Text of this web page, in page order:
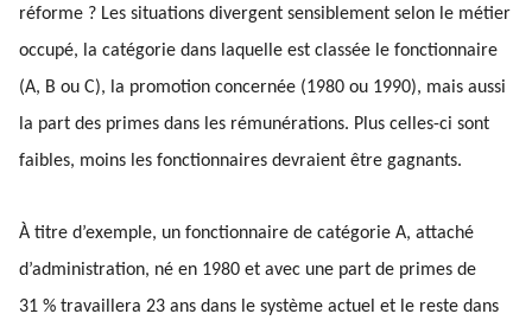
réforme ? Les situations divergent sensiblement selon le métier
occupé, la catégorie dans laquelle est classée le fonctionnaire
(A, B ou C), la promotion concernée (1980 ou 1990), mais aussi
la part des primes dans les rémunérations. Plus celles-ci sont
faibles, moins les fonctionnaires devraient être gagnants.
À titre d’exemple, un fonctionnaire de catégorie A, attaché
d’administration, né en 1980 et avec une part de primes de
31 % travaillera 23 ans dans le système actuel et le reste dans